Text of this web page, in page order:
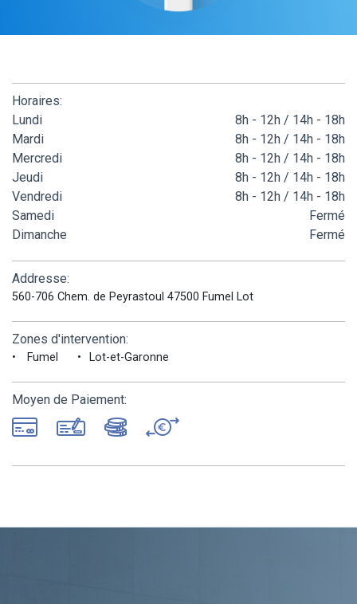
Horaires:
Lundi
8h - 12h / 14h - 18h
Mardi
8h - 12h / 14h - 18h
Mercredi
8h - 12h / 14h - 18h
Jeudi
8h - 12h / 14h - 18h
Vendredi
8h - 12h / 14h - 18h
Samedi
Fermé
Dimanche
Fermé
Addresse:
560-706 Chem. de Peyrastoul 47500 Fumel Lot
Zones d'intervention:
Fumel Lot-et-Garonne
Moyen de Paiement: